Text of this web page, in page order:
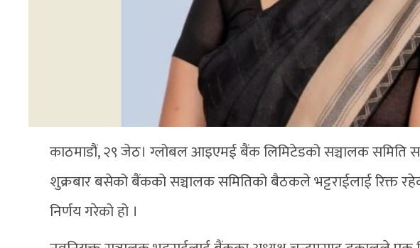
काठमाडौं, २९ जेठ। ग्लोबल आइएमई बैंक लिमिटेडको सञ्चालक समिति
शुक्रबार बसेको बैंकको सञ्चालक समितिको बैठकले भट्टराईलाई रिक्त
निर्णय गरेको हो ।